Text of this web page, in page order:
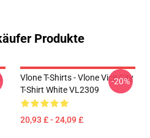
Produkte
Vlone T-Shirts - Vlone Vice City
T-Shirt White VL2309
20,93 £ - 24,09 £
-20%